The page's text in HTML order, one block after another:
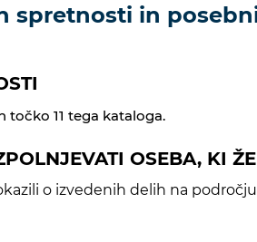
spretnosti in
točko 11 tega kataloga.
OSEBA, KI
o izvedenih delih na